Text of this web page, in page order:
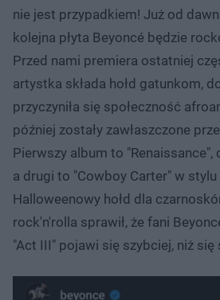
nie jest przypadkiem! Już od
kolejna płyta Beyoncé będzie
Przed nami premiera ostatniej
artystka składa hołd gatunkom,
przyczyniła się społeczność
później zostały zawłaszczone
Pierwszy album to "Renaissance",
a drugi to "Cowboy Carter" w stylu
Halloweenowy hołd dla
rock'n'rolla sprawił, że fani
"Act III" pojawi się szybciej, niż się